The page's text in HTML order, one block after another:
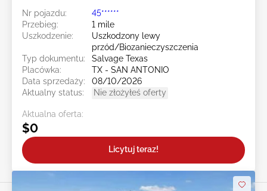
Nr pojazdu:
45******
Przebieg:
1 mile
Uszkodzenie:
Uszkodzony lewy
przód/Biozanieczyszczenia
Typ dokumentu:
Salvage Texas
Placówka:
TX - SAN ANTONIO
Data sprzedaży:
08/10/2026
Aktualny status:
Nie złożyłeś oferty
Aktualna oferta:
$0
Licytuj teraz!